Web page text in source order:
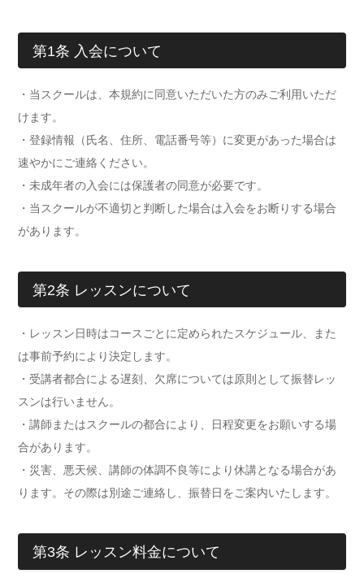
第1条 入会について
・当スクールは、本規約に同意いただいた方のみご利用いただ
けます。
・登録情報（氏名、住所、電話番号等）に変更があった場合は
速やかにご連絡ください。
・未成年者の入会には保護者の同意が必要です。
・当スクールが不適切と判断した場合は入会をお断りする場合
があります。
第2条 レッスンについて
・レッスン日時はコースごとに定められたスケジュール、また
は事前予約により決定します。
・受講者都合による遅刻、欠席については原則として振替レッ
スンは行いません。
・講師またはスクールの都合により、日程変更をお願いする場
合があります。
・災害、悪天候、講師の体調不良等により休講となる場合があ
ります。その際は別途ご連絡し、振替日をご案内いたします。
第3条 レッスン料金について